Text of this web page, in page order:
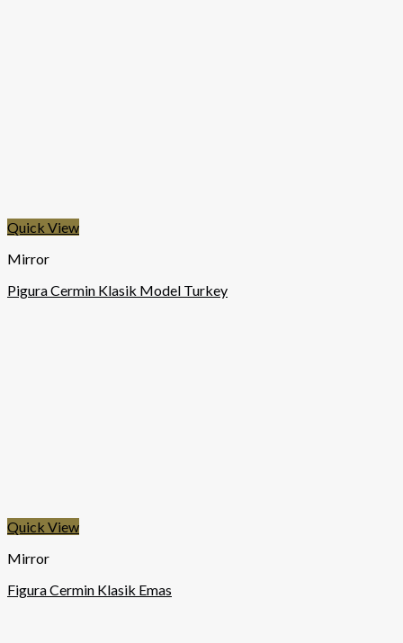
Quick View
Mirror
Pigura Cermin Klasik Model Turkey
Quick View
Mirror
Figura Cermin Klasik Emas